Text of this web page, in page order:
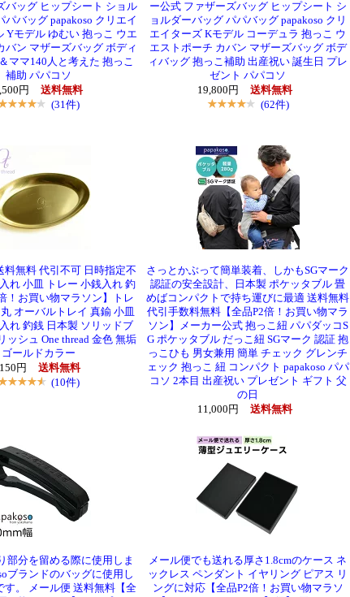
バッグ ヒップシート ショル
パバッグ papakoso クリエイ
Yモデル ゆむい 抱っこ ウエ
バン マザーズバッグ ボディ
ママ140人と考えた 抱っこ
補助 パパコソ
円
送料無料
(31件)
ー公式 ファザーズバッグ ヒップシート シ
ョルダーバッグ パパバッグ papakoso クリ
エイターズ Kモデル コーデュラ 抱っこ ウ
エストポーチ カバン マザーズバッグ ボデ
ィバッグ 抱っこ補助 出産祝い 誕生日 プレ
ゼント パパコソ
19,800円
送料無料
(62件)
料無料 代引不可 日時指定不
れ 小皿 トレー 小銭入れ 釣
！お買い物マラソン】トレ
オーバルトレイ 真鍮 小皿
れ 釣銭 日本製 ソリッドブ
ッシュ One thread 金色 無垢
ゴールドカラー
円
送料無料
(10件)
さっとかぶって簡単装着、しかもSGマーク
認証の安全設計、日本製 ポケッタブル 畳
めばコンパクトで持ち運びに最適 送料無料
代引手数料無料【全品P2倍！お買い物マラ
ソン】メーカー公式 抱っこ紐 パパダッコS
G ポケッタブル だっこ紐 SGマーク 認証 抱
っこひも 男女兼用 簡単 チェック グレンチ
ェック 抱っこ 紐 コンパクト papakoso パパ
コソ 2本目 出産祝い プレゼント ギフト 父
の日
11,000円
送料無料
部分を留める際に使用しま
ブランドのバッグに使用し
す。 メール便 送料無料【全
メール便でも送れる厚さ1.8cmのケース ネ
ックレス ペンダント イヤリング ピアス リ
ングに対応【全品P2倍！お買い物マラソ